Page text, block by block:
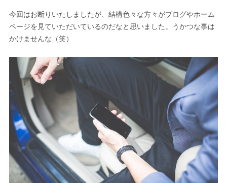
今回はお断りいたしましたが、結構色々な方々がブログやホーム
ページを見ていただいているのだなと思いました。うかつな事は
かけませんな（笑）